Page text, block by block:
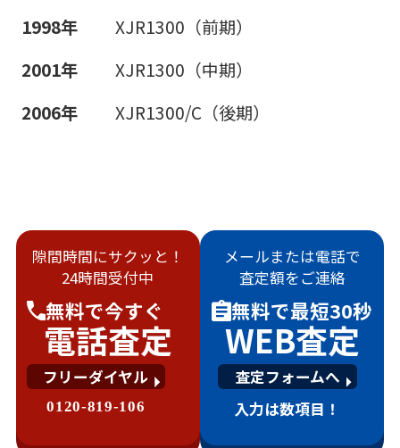
1998年
XJR1300（前期）
2001年
XJR1300（中期）
2006年
XJR1300/C（後期）
隙間時間にサクッと！
24時間受付中
無料で今すぐ
電話査定
フリーダイヤル
0120-819-106
メールまたは電話で
査定額をご連絡
無料で最短30秒
WEB査定
査定フォームへ
入力は数項目！